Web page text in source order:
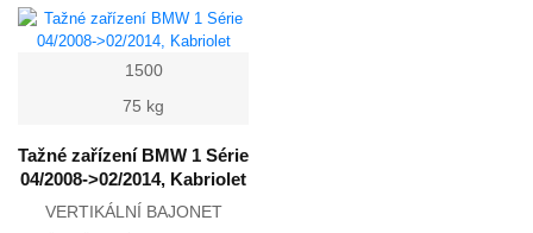
1500
75 kg
Tažné zařízení BMW 1 Série
04/2008->02/2014, Kabriolet
VERTIKÁLNÍ BAJONET